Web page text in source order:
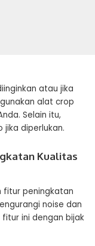
atau jika
alat crop
Selain itu,
diperlukan.
Kualitas
fitur peningkatan
noise dan
ini dengan bijak